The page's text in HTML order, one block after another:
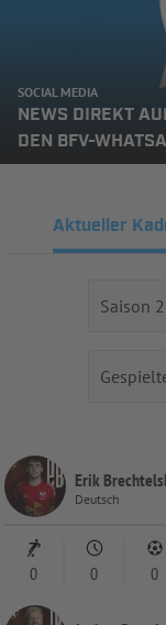
SOCIAL MEDIA
NEWS DIREKT
DEN BFV-
Aktueller
Erik
Deutsch
0 0 0